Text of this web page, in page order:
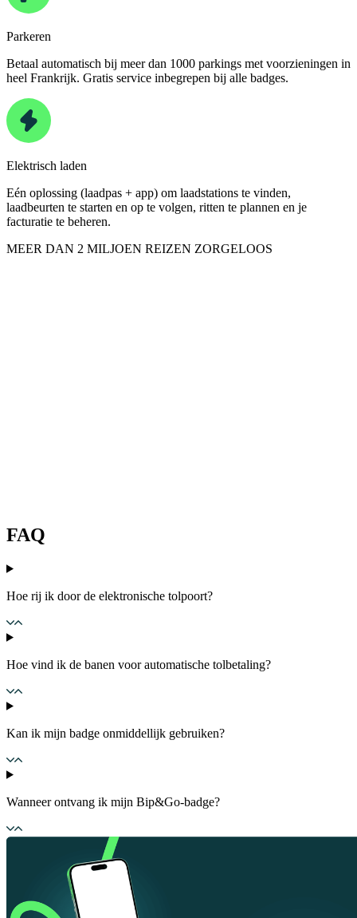
Parkeren
Betaal automatisch bij meer dan 1000 parkings met voorzieningen in
heel Frankrijk. Gratis service inbegrepen bij alle badges.
Elektrisch laden
Eén oplossing (laadpas + app) om laadstations te vinden,
laadbeurten te starten en op te volgen, ritten te plannen en je
facturatie te beheren.
MEER DAN 2 MILJOEN REIZEN ZORGELOOS
FAQ
Hoe rij ik door de elektronische tolpoort?
Hoe vind ik de banen voor automatische tolbetaling?
Kan ik mijn badge onmiddellijk gebruiken?
Wanneer ontvang ik mijn Bip&Go-badge?